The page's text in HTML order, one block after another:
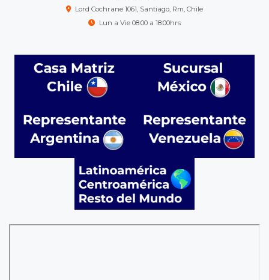
Lord Cochrane 1061, Santiago, Rm, Chile
Lun a Vie 08:00 a 18:00hrs